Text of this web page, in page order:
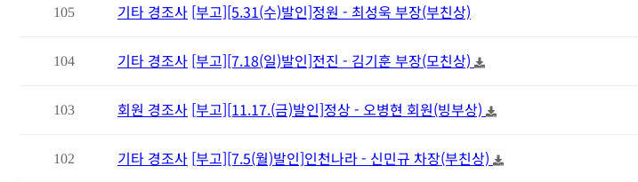
105 기타 경조사 [부고][5.31(수)발인]정원 - 최성욱 부장(부친상)
104 기타 경조사 [부고][7.18(일)발인]전진 - 김기훈 부장(모친상)
103 회원 경조사 [부고][11.17.(금)발인]정상 - 오병현 회원(빙부상)
102 기타 경조사 [부고][7.5(월)발인]인천나라 - 신민규 차장(부친상)